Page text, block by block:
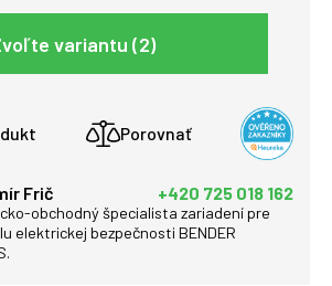
variantu (2)
Porovnať
Frič +420 725 018 162
obchodný špecialista zariadení pre
elektrickej bezpečnosti BENDER